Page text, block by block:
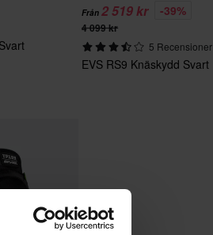
Från2 519 kr -39%
4 099 kr
5 Recensioner
EVS RS9 Knäskydd Svart